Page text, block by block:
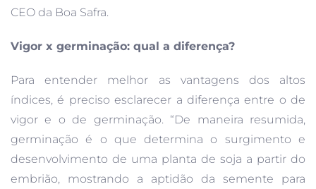
CEO da Boa Safra.
Vigor x germinação: qual a diferença?
Para entender melhor as vantagens dos altos
índices, é preciso esclarecer a diferença entre o de
vigor e o de germinação. “De maneira resumida,
germinação é o que determina o surgimento e
desenvolvimento de uma planta de soja a partir do
embrião, mostrando a aptidão da semente para